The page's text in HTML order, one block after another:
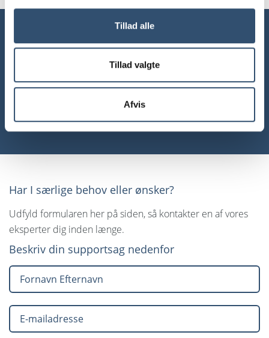
Tillad alle
Tillad valgte
Afvis
Har I særlige behov eller
ønsker? Vores supportteam
hjælper jer gerne med at finde
den rette løsning.
Har I særlige behov eller ønsker?
Udfyld formularen her på siden, så kontakter en af vores
eksperter dig inden længe.
Beskriv din supportsag nedenfor